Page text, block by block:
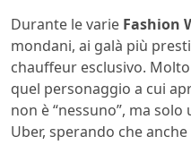
Durante le varie Fashion
mondani, ai galà più
chauffeur esclusivo.
quel personaggio a cui
non è “nessuno”, ma
Uber, sperando che